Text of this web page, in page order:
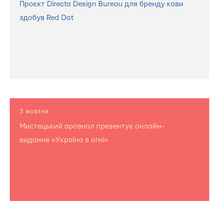
Проєкт Directa Design Bureau для бренду кави
здобув Red Dot
3 жовтня
Мистецький арсенал презентує онлайн-
видання «Україна в огні»